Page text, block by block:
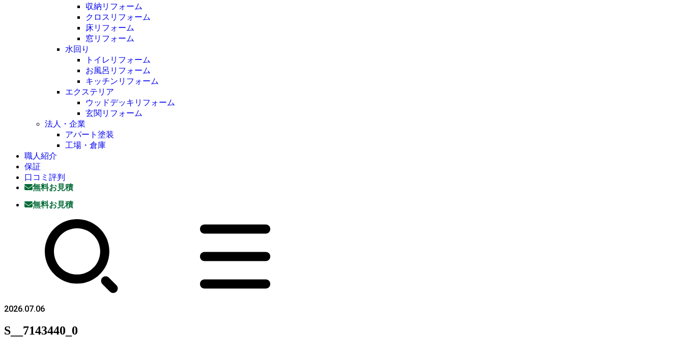
収納リフォーム
クロスリフォーム
床リフォーム
窓リフォーム
水回り
トイレリフォーム
お風呂リフォーム
キッチンリフォーム
エクステリア
ウッドデッキリフォーム
玄関リフォーム
法人・企業
アパート塗装
工場・倉庫
職人紹介
保証
口コミ評判
無料お見積
無料お見積
2026.07.06
S__7143440_0